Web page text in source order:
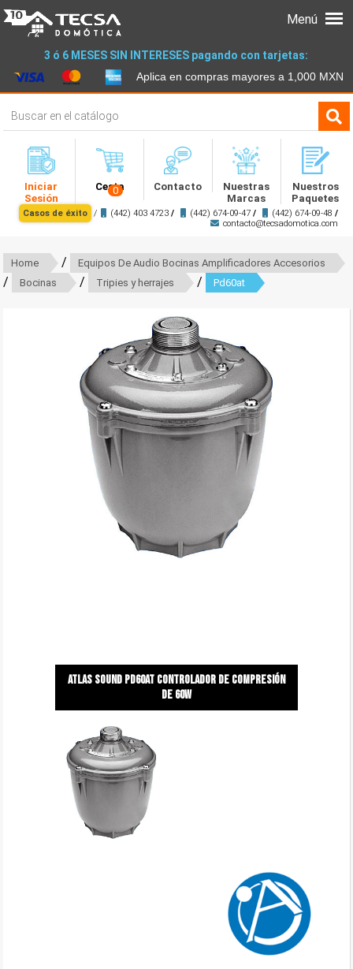
3 ó 6 MESES SIN INTERESES pagando con tarjetas:
Aplica en compras mayores a 1,000 MXN
Iniciar
Sesión
Cesta
0 Contacto
Nuestras
Marcas
Nuestros
Paquetes
Casos de éxito / (442) 403 4723 / (442) 674-09-47 / (442) 674-09-48 /
contacto@tecsadomotica.com
Menú
Home / Equipos De Audio Bocinas Amplificadores Accesorios
/ Bocinas / Tripies y herrajes / Pd60at
Atlas sound pd60at controlador de compresión
de 60w